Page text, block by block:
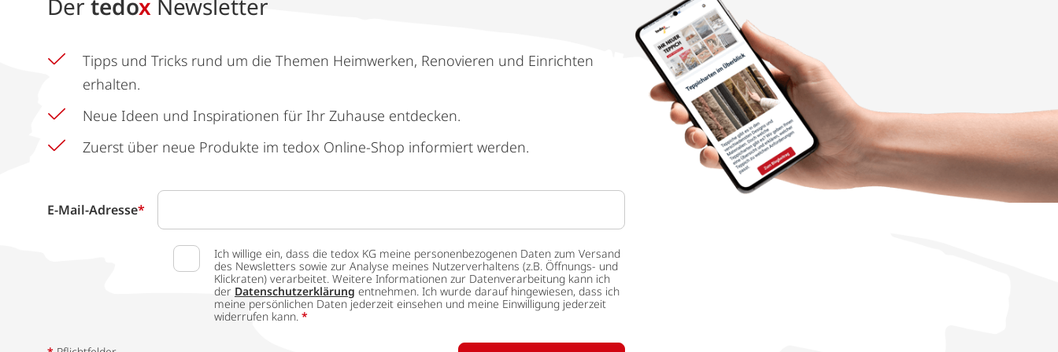
Der tedox Newsletter
Tipps und Tricks rund um die Themen Heimwerken, Renovieren und Einrichten
erhalten.
Neue Ideen und Inspirationen für Ihr Zuhause entdecken.
Zuerst über neue Produkte im tedox Online-Shop informiert werden.
E-Mail-Adresse*
Ich willige ein, dass die tedox KG meine personenbezogenen Daten zum Versand
des Newsletters sowie zur Analyse meines Nutzerverhaltens (z.B. Öffnungs- und
Klickraten) verarbeitet. Weitere Informationen zur Datenverarbeitung kann ich
der Datenschutzerklärung entnehmen. Ich wurde darauf hingewiesen, dass ich
meine persönlichen Daten jederzeit einsehen und meine Einwilligung jederzeit
widerrufen kann. *